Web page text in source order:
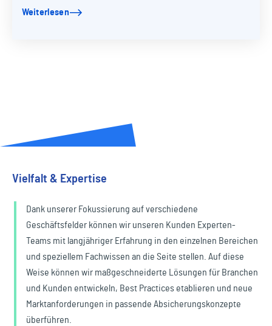
Weiterlesen
Vielfalt & Expertise
Dank unserer Fokussierung auf verschiedene
Geschäftsfelder können wir unseren Kunden Experten-
Teams mit langjähriger Erfahrung in den einzelnen Bereichen
und speziellem Fachwissen an die Seite stellen. Auf diese
Weise können wir maßgeschneiderte Lösungen für Branchen
und Kunden entwickeln, Best Practices etablieren und neue
Marktanforderungen in passende Absicherungskonzepte
überführen.